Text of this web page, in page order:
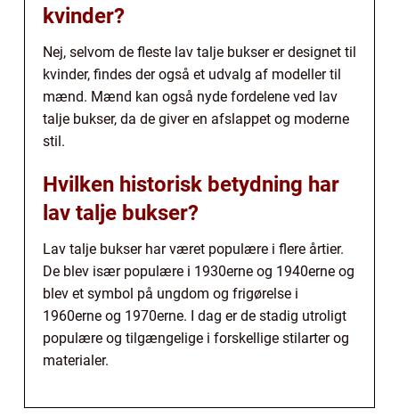
kvinder?
Nej, selvom de fleste lav talje bukser er designet til
kvinder, findes der også et udvalg af modeller til
mænd. Mænd kan også nyde fordelene ved lav
talje bukser, da de giver en afslappet og moderne
stil.
Hvilken historisk betydning har
lav talje bukser?
Lav talje bukser har været populære i flere årtier.
De blev især populære i 1930erne og 1940erne og
blev et symbol på ungdom og frigørelse i
1960erne og 1970erne. I dag er de stadig utroligt
populære og tilgængelige i forskellige stilarter og
materialer.